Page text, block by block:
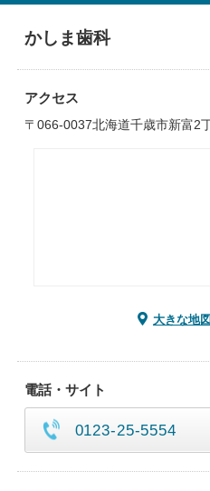
かしま歯科
アクセス
〒066-0037北海道千歳市新富2
大きな地
電話・サイト
0123-25-5554